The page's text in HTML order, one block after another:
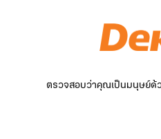
ตรวจสอบว่าคุณเป็นมนุษย์ด้